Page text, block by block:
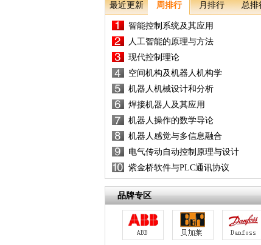
最近更新 周排行
智能控制系统及其应用
人工智能的原理与方法
现代控制理论
空间机构及机器人机构学
机器人机械设计和分析
焊接机器人及其应用
机器人操作的数学导论
机器人感觉与多信息融合
电气传动自动控制原理与设计
紫金桥软件与PLC通讯协议
月排行 总排
品牌专区